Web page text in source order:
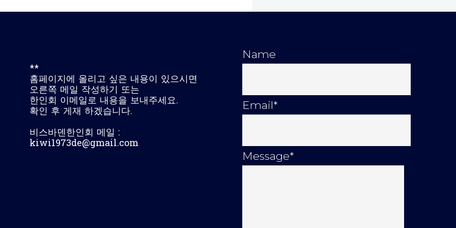
**
홈페이지에 올리고 싶은 내용이 있으시면
오른쪽 메일 작성하기 또는
한인회 이메일로 내용을 보내주세요.
확인 후 게재 하겠습니다.
비스바덴한인회 메일 :
kiwi1973de@gmail.com
Name
Email*
Message*